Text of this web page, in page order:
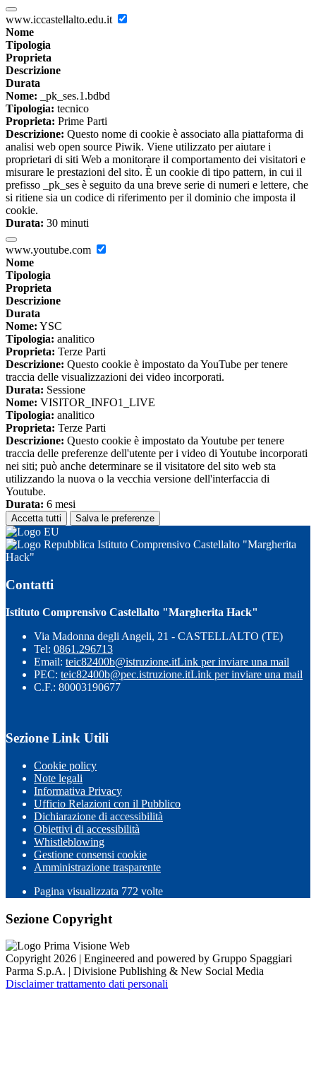
www.iccastellalto.edu.it
Nome
Tipologia
Proprieta
Descrizione
Durata
Nome: _pk_ses.1.bdbd
Tipologia: tecnico
Proprieta: Prime Parti
Descrizione: Questo nome di cookie è associato alla piattaforma di
analisi web open source Piwik. Viene utilizzato per aiutare i
proprietari di siti Web a monitorare il comportamento dei visitatori e
misurare le prestazioni del sito. È un cookie di tipo pattern, in cui il
prefisso _pk_ses è seguito da una breve serie di numeri e lettere, che
si ritiene sia un codice di riferimento per il dominio che imposta il
cookie.
Durata: 30 minuti
www.youtube.com
Nome
Tipologia
Proprieta
Descrizione
Durata
Nome: YSC
Tipologia: analitico
Proprieta: Terze Parti
Descrizione: Questo cookie è impostato da YouTube per tenere
traccia delle visualizzazioni dei video incorporati.
Durata: Sessione
Nome: VISITOR_INFO1_LIVE
Tipologia: analitico
Proprieta: Terze Parti
Descrizione: Questo cookie è impostato da Youtube per tenere
traccia delle preferenze dell'utente per i video di Youtube incorporati
nei siti; può anche determinare se il visitatore del sito web sta
utilizzando la nuova o la vecchia versione dell'interfaccia di
Youtube.
Durata: 6 mesi
Accetta tutti Salva le preferenze
Istituto Comprensivo Castellalto "Margherita
Hack"
Contatti
Istituto Comprensivo Castellalto "Margherita Hack"
Via Madonna degli Angeli, 21 - CASTELLALTO (TE)
Tel: 0861.296713
Email: teic82400b@istruzione.itLink per inviare una mail
PEC: teic82400b@pec.istruzione.itLink per inviare una mail
C.F.: 80003190677
Sezione Link Utili
Cookie policy
Note legali
Informativa Privacy
Ufficio Relazioni con il Pubblico
Dichiarazione di accessibilità
Obiettivi di accessibilità
Whistleblowing
Gestione consensi cookie
Amministrazione trasparente
Pagina visualizzata 772 volte
Sezione Copyright
Copyright 2026 | Engineered and powered by Gruppo Spaggiari
Parma S.p.A. | Divisione Publishing & New Social Media
Disclaimer trattamento dati personali